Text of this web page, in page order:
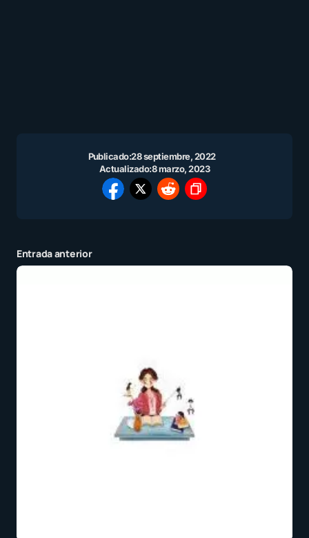
Publicado:28 septiembre, 2022
Actualizado:8 marzo, 2023
Entrada anterior